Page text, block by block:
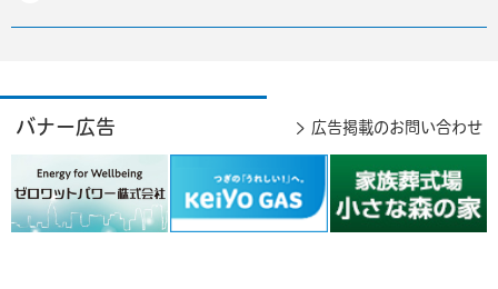
バナー広告 広告掲載のお問い合わせ